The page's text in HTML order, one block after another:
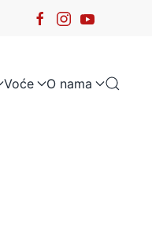
Voće O nama